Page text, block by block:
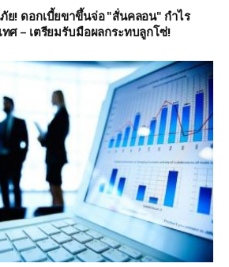
! ดอกเบี้ยขาขึ้นจ่อ "สั่นคลอน" กำไร
ศ – เตรียมรับมือผลกระทบลูกโซ่!